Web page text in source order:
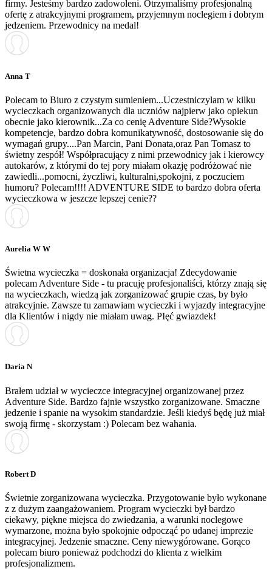
firmy. Jesteśmy bardzo zadowoleni. Otrzymaliśmy profesjonalną
ofertę z atrakcyjnymi programem, przyjemnym noclegiem i dobrym
jedzeniem. Przewodnicy na medal!
Anna T
Polecam to Biuro z czystym sumieniem...Uczestniczylam w kilku
wycieczkach organizowanych dla uczniów najpierw jako opiekun
obecnie jako kierownik...Za co cenię Adventure Side?Wysokie
kompetencje, bardzo dobra komunikatywność, dostosowanie się do
wymagań grupy....Pan Marcin, Pani Donata,oraz Pan Tomasz to
świetny zespół! Współpracujący z nimi przewodnicy jak i kierowcy
autokarów, z którymi do tej pory miałam okazję podróżować nie
zawiedli...pomocni, życzliwi, kulturalni,spokojni, z poczuciem
humoru? Polecam!!!! ADVENTURE SIDE to bardzo dobra oferta
wycieczkowa w jeszcze lepszej cenie??
Aurelia W W
Świetna wycieczka = doskonała organizacja! Zdecydowanie
polecam Adventure Side - tu pracuję profesjonaliści, którzy znają się
na wycieczkach, wiedzą jak zorganizować grupie czas, by było
atrakcyjnie. Zawsze tu zamawiam wycieczki i wyjazdy integracyjne
dla Klientów i nigdy nie miałam uwag. PIęć gwiazdek!
Daria N
Brałem udział w wycieczce integracyjnej organizowanej przez
Adventure Side. Bardzo fajnie wszystko zorganizowane. Smaczne
jedzenie i spanie na wysokim standardzie. Jeśli kiedyś będę już miał
swoją firmę - skorzystam :) Polecam bez wahania.
Robert D
Świetnie zorganizowana wycieczka. Przygotowanie było wykonane
z z dużym zaangażowaniem. Program wycieczki był bardzo
ciekawy, piękne miejsca do zwiedzania, a warunki noclegowe
wymarzone, można było spokojnie odpocząć po udanej imprezie
integracyjnej. Jedzenie smaczne. Ceny niewygórowane. Gorąco
polecam biuro ponieważ podchodzi do klienta z wielkim
profesjonalizmem.